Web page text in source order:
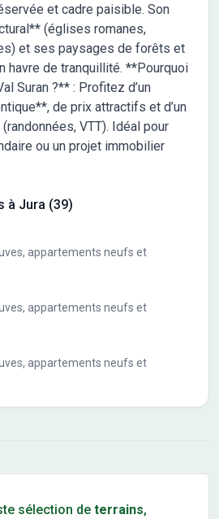
et cadre paisible. Son
(églises romanes,
et ses paysages de forêts et
havre de tranquillité. **Pourquoi
Suran ?** : Profitez d’un
de prix attractifs et d’un
VTT). Idéal pour
ou un projet immobilier
à Jura (39)
appartements neufs et
appartements neufs et
appartements neufs et
sélection de terrains,